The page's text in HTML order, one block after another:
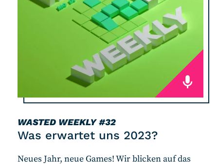
WASTED WEEKLY#32
Was erwartet uns 2023?
Neues Jahr, neue Games! Wir blicken auf das